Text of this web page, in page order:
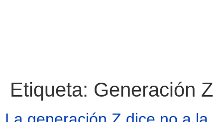
Etiqueta: Generación Z